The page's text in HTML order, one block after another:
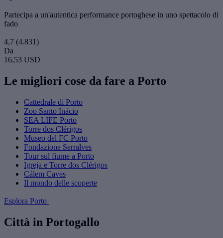
Partecipa a un'autentica performance portoghese in uno spettacolo di
fado
4,7 (4.831)
Da
16,53 USD
Le migliori cose da fare a Porto
Cattedrale di Porto
Zoo Santo Inácio
SEA LIFE Porto
Torre dos Clérigos
Museo del FC Porto
Fondazione Serralves
Tour sul fiume a Porto
Igreja e Torre dos Clérigos
Cálem Caves
Il mondo delle scoperte
Esplora Porto
Città in Portogallo